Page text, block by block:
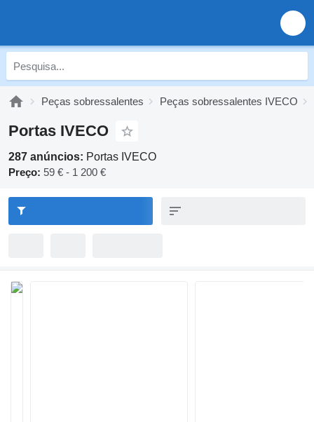
Peças sobressalentes Peças sobressalentes IVECO
Portas IVECO
287 anúncios: Portas IVECO
Preço: 59 € - 1 200 €